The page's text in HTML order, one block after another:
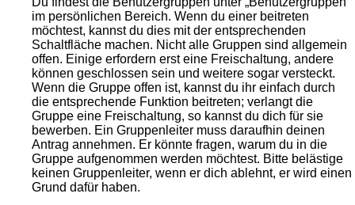
im persönlichen Bereich. Wenn du einer beitreten
möchtest, kannst du dies mit der entsprechenden
Schaltfläche machen. Nicht alle Gruppen sind allgemein
offen. Einige erfordern erst eine Freischaltung, andere
können geschlossen sein und weitere sogar versteckt.
Wenn die Gruppe offen ist, kannst du ihr einfach durch
die entsprechende Funktion beitreten; verlangt die
Gruppe eine Freischaltung, so kannst du dich für sie
bewerben. Ein Gruppenleiter muss daraufhin deinen
Antrag annehmen. Er könnte fragen, warum du in die
Gruppe aufgenommen werden möchtest. Bitte belästige
keinen Gruppenleiter, wenn er dich ablehnt, er wird einen
Grund dafür haben.